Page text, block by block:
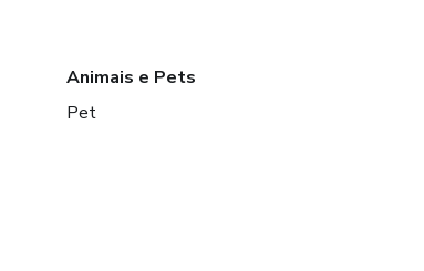
Animais e Pets
Pet